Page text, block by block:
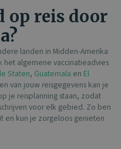
op reis door
landen in Midden-Amerika
algemene vaccinatieadvies
Staten, Guatemala en El
van jouw reisgegevens kan je
je reisplanning staan, zodat
voor elk gebied. Zo ben
en kun je zorgeloos genieten